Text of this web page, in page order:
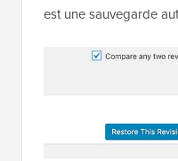
est une sauvegarde